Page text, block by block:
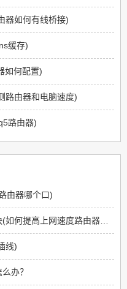
器如何有线桥接)
缓存)
如何配置)
路由器和电脑速度)
路由器)
由器哪个口)
中国移动宽带如何设置路由器网速快(如何提高上网速度路由器方面)
线)
办？